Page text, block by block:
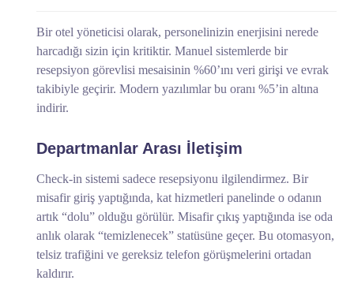
Bir otel yöneticisi olarak, personelinizin enerjisini nerede
harcadığı sizin için kritiktir. Manuel sistemlerde bir
resepsiyon görevlisi mesaisinin %60’ını veri girişi ve evrak
takibiyle geçirir. Modern yazılımlar bu oranı %5’in altına
indirir.
Departmanlar Arası İletişim
Check-in sistemi sadece resepsiyonu ilgilendirmez. Bir
misafir giriş yaptığında, kat hizmetleri panelinde o odanın
artık “dolu” olduğu görülür. Misafir çıkış yaptığında ise oda
anlık olarak “temizlenecek” statüsüne geçer. Bu otomasyon,
telsiz trafiğini ve gereksiz telefon görüşmelerini ortadan
kaldırır.